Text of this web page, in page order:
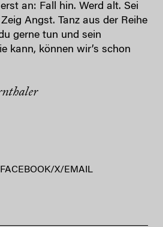
an: Fall hin. Werd alt. Sei
Angst. Tanz aus der Reihe
gerne tun und sein
kann, können wir’s schon
FACEBOOK/X/ EMAIL